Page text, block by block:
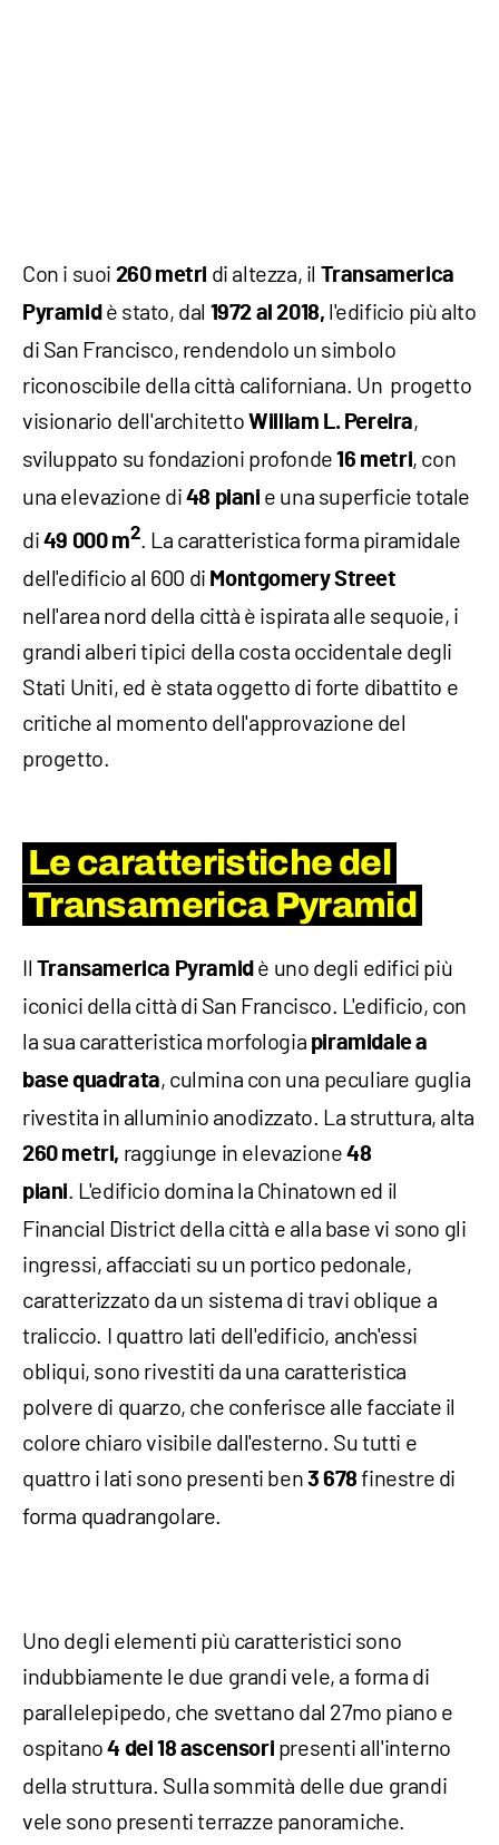
Con i suoi 260 metri di altezza, il Transamerica
Pyramidè stato, dal 1972 al 2018, l'edificio più alto
di San Francisco, rendendolo un simbolo
riconoscibile della città californiana. Un progetto
visionario dell'architettoWilliam L. Pereira,
sviluppato su fondazioni profonde16 metri, con
una elevazione di 48 piani e una superficie totale
di 49 000 m2. La caratteristica forma piramidale
dell'edificio al 600 di Montgomery Street
nell'area nord della città è ispirata alle sequoie, i
grandi alberi tipici della costa occidentale degli
Stati Uniti, ed è stata oggetto di forte dibattito e
critiche al momento dell'approvazione del
progetto.
Le caratteristiche del
Transamerica Pyramid
Il Transamerica Pyramidè uno degli edifici più
iconici della città di San Francisco. L'edificio, con
la sua caratteristica morfologia piramidale a
base quadrata, culmina con una peculiare guglia
rivestita in alluminio anodizzato. La struttura, alta
260 metri, raggiunge in elevazione 48
piani. L'edificio domina la Chinatown ed il
Financial District della città e alla base vi sono gli
ingressi, affacciati su un portico pedonale,
caratterizzato da un sistema di travi oblique a
traliccio. I quattro lati dell'edificio, anch'essi
obliqui, sono rivestiti da una caratteristica
polvere di quarzo, che conferisce alle facciate il
colore chiaro visibile dall'esterno. Su tutti e
quattro i lati sono presenti ben 3 678 finestre di
forma quadrangolare.
Uno degli elementi più caratteristici sono
indubbiamente le due grandi vele, a forma di
parallelepipedo, che svettano dal 27mo piano e
ospitano4 dei 18 ascensori presenti all'interno
della struttura. Sulla sommità delle due grandi
vele sono presenti terrazze panoramiche.